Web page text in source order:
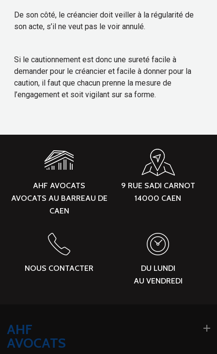
De son côté, le créancier doit veiller à la régularité de
son acte, s’il ne veut pas le voir annulé.
Si le cautionnement est donc une sureté facile à
demander pour le créancier et facile à donner pour la
caution, il faut que chacun prenne la mesure de
l’engagement et soit vigilant sur sa forme.
AHF AVOCATS
AVOCATS AU BARREAU DE
CAEN
9 RUE SADI CARNOT
14000 CAEN
NOUS CONTACTER
DU LUNDI
AU VENDREDI
AHF
AVOCATS